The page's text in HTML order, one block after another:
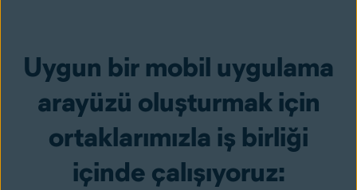
Uygun bir mobil uygulama
arayüzü oluşturmak için
ortaklarımızla iş birliği
içinde çalışıyoruz: